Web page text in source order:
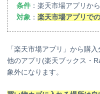
条件：楽天市場アプリか
対象 ： 楽天市場アプリで
「楽天市場アプリ」から購
他のアプリ(楽天ブックス・
象外になります。